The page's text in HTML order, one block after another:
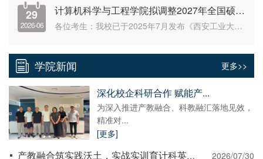
29
2026-06
计算机科学与工程学院拟调整2027年全国硕士研究生招生考试初试自命题科目的提醒
各位考生：我校已于2025年7月发布《西安工业大学计算机科学与工程学院拟调整2026、2027年全国硕士研究生招生考试初试自命题考试科目的通知》，现再次对2027年初试自命题调整内容提醒如下：计算机科学与工程学院2027年全国硕士研究生招生考试专业目录中业务课二，取消808操作系统，仅保留“819数据结构与程序设计”一门自命题。网上报名时，以上级单位2027年招考文件要求和西安工业大学2027年硕士研究生招生专业目录为准，请考生...
学院新闻 更多>>
深化校企科研合作 赋能产...
为深入推进产教融合、科教融汇落地见效，
精准对...
[更多]
2026/07/30
产教融合筑实践沃土，实战实训育计科英才——计算机科学与工程学院首批中国银行软件中心专项实习圆满收官